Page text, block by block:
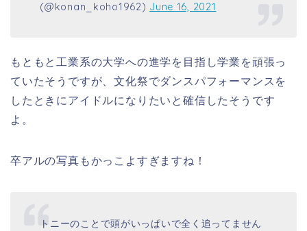
(@konan_koho1962) June 16, 2021
もともと工業系の大学への進学を目指し学業を頑張っ
ていたそうですが、文化祭でダンスパフォーマンスを
したときにアイドルになりたいと確信したそうです
よ。
卒アルの写真もかっこよすぎますね！
トニーのことで頭がいっぱいで全く追ってません